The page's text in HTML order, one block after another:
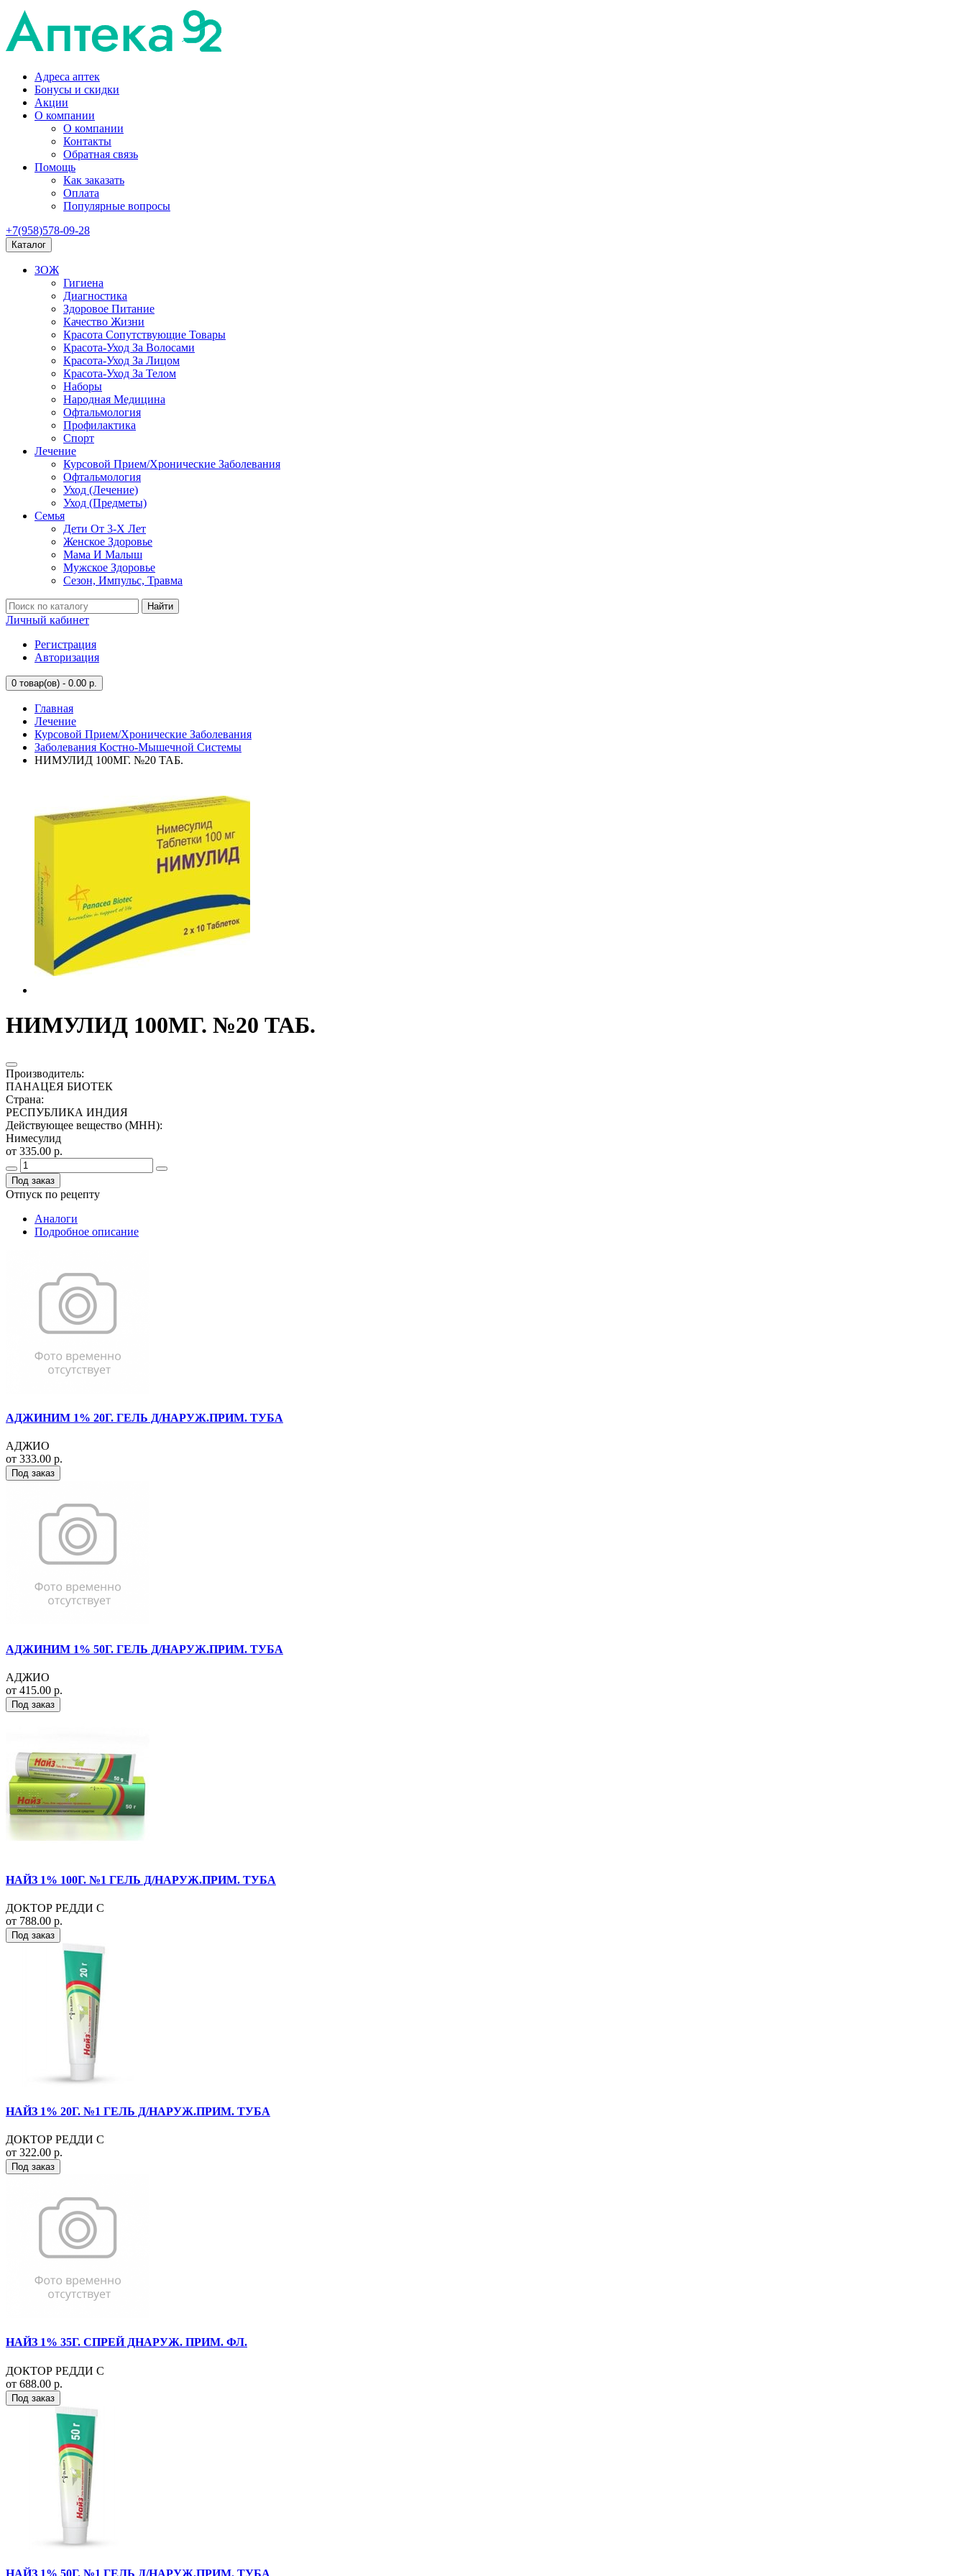
Адреса аптек
Бонусы и скидки
Акции
О компании
О компании
Контакты
Обратная связь
Помощь
Как заказать
Оплата
Популярные вопросы
+7(958)578-09-28
Каталог
ЗОЖ
Гигиена
Диагностика
Здоровое Питание
Качество Жизни
Красота Сопутствующие Товары
Красота-Уход За Волосами
Красота-Уход За Лицом
Красота-Уход За Телом
Наборы
Народная Медицина
Офтальмология
Профилактика
Спорт
Лечение
Курсовой Прием/Хронические Заболевания
Офтальмология
Уход (Лечение)
Уход (Предметы)
Семья
Дети От 3-Х Лет
Женское Здоровье
Мама И Малыш
Мужское Здоровье
Сезон, Импульс, Травма
Найти
Личный кабинет
Регистрация
Авторизация
0 товар(ов) - 0.00 р.
Главная
Лечение
Курсовой Прием/Хронические Заболевания
Заболевания Костно-Мышечной Системы
НИМУЛИД 100МГ. №20 ТАБ.
НИМУЛИД 100МГ. №20 ТАБ.
Производитель:
ПАНАЦЕЯ БИОТЕК
Страна:
РЕСПУБЛИКА ИНДИЯ
Действующее вещество (МНН):
Нимесулид
от 335.00 р.
Под заказ
Отпуск по рецепту
Аналоги
Подробное описание
АДЖИНИМ 1% 20Г. ГЕЛЬ Д/НАРУЖ.ПРИМ. ТУБА
АДЖИО
от 333.00 р.
Под заказ
АДЖИНИМ 1% 50Г. ГЕЛЬ Д/НАРУЖ.ПРИМ. ТУБА
АДЖИО
от 415.00 р.
Под заказ
НАЙЗ 1% 100Г. №1 ГЕЛЬ Д/НАРУЖ.ПРИМ. ТУБА
ДОКТОР РЕДДИ С
от 788.00 р.
Под заказ
НАЙЗ 1% 20Г. №1 ГЕЛЬ Д/НАРУЖ.ПРИМ. ТУБА
ДОКТОР РЕДДИ С
от 322.00 р.
Под заказ
НАЙЗ 1% 35Г. СПРЕЙ ДНАРУЖ. ПРИМ. ФЛ.
ДОКТОР РЕДДИ С
от 688.00 р.
Под заказ
НАЙЗ 1% 50Г. №1 ГЕЛЬ Д/НАРУЖ.ПРИМ. ТУБА